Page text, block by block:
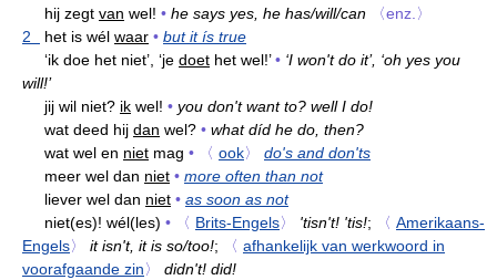
hij zegt van wel! • he says yes, he has/will/can
〈enz.〉
2
het is wél waar • but it ís true
‘ik doe het niet’, ‘je doet het wel!’• ‘I won't do it’, ‘oh yes you
will!’
jij wil niet? ik wel! • you don't want to? well I do!
wat deed hij dan wel? • what díd he do, then?
wat wel en niet mag • 〈 ook〉
do's and don'ts
meer wel dan niet • more often than not
liever wel dan niet • as soon as not
niet(es)! wél(les) • 〈 Brits-Engels〉 'tisn't! 'tis!; 〈 Amerikaans-
Engels〉 it isn't, it is so/too!; 〈 afhankelijk van werkwoord in
voorafgaande zin〉
didn't! did!